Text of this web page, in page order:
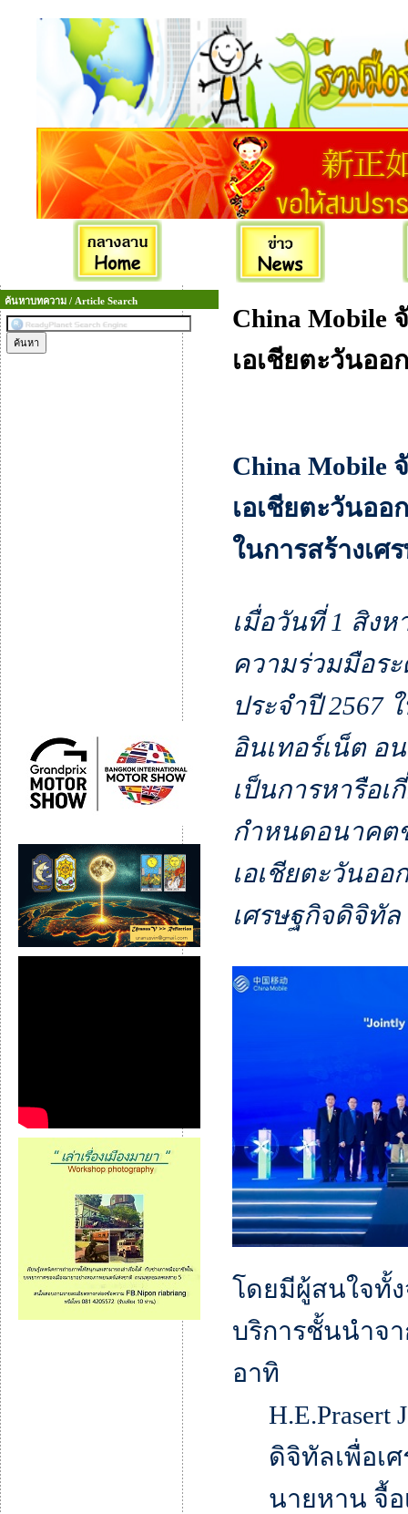
ค้นหาบทความ / Article Search
China Mobile
เอเชียตะวันออ
China Mobile
เอเชียตะวันออ
ในการสร้างเศ
เมื่อวันที่ 1 สิง
ความร่วมมือร
ประจำปี 2567
อินเทอร์เน็ต
เป็นการหารือ
กำหนดอนาคต
เอเชียตะวันอ
เศรษฐกิจดิจิทัล
โดยมีผู้สนใจทั้
บริการชั้นนำจา
อาทิ
H.E.Prasert
ดิจิทัลเพื่อเ
นายหาน จื้